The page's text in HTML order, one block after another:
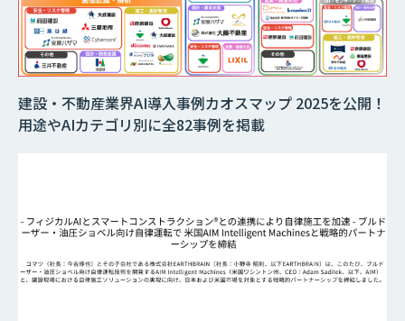
建設・不動産業界AI導入事例カオスマップ 2025を公開！
用途やAIカテゴリ別に全82事例を掲載